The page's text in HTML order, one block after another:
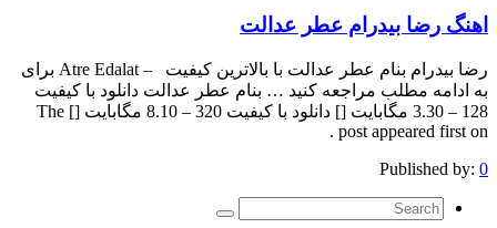
اهنگ رضا بیدرام عطر عدالت
رضا بیدرام بنام عطر عدالت با بالاترین کیفیت – Atre Edalat برای
به ادامه مطلب مراجعه کنید … بنام عطر عدالت دانلود با کیفیت
128 – 3.30 مگابایت [] دانلود با کیفیت 320 – 8.10 مگابایت [] The
post appeared first on .
Published by: 0